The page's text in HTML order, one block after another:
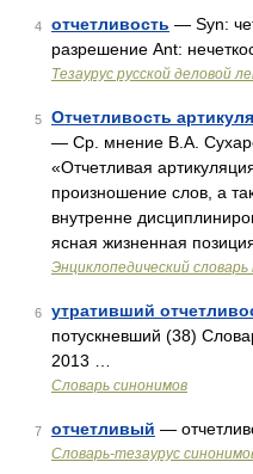
4 отчетливость — Syn:
разрешение Ant:
Тезаурус русской деловой
5
Отчетливость
— Ср. мнение В.А.
«Отчетливая
произношение слов, а
внутренне
ясная жизненная
Энциклопедический
6 утративший
потускневший (38)
2013 …
Словарь синонимов
7 отчетливый —
Словарь-тезаурус